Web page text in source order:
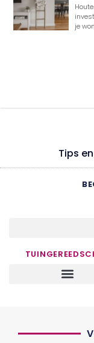
je
Tips